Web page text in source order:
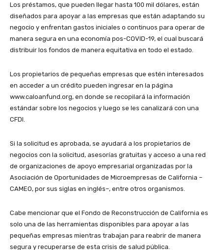
Los préstamos, que pueden llegar hasta 100 mil dólares, están
diseñados para apoyar a las empresas que están adaptando su
negocio y enfrentan gastos iniciales o continuos para operar de
manera segura en una economía pos-COVID-19, el cual buscará
distribuir los fondos de manera equitativa en todo el estado.
Los propietarios de pequeñas empresas que estén interesados
en acceder a un crédito pueden ingresar en la página
www.caloanfund.org, en donde se recopilará la información
estándar sobre los negocios y luego se les canalizará con una
CFDI.
Si la solicitud es aprobada, se ayudará a los propietarios de
negocios con la solicitud, asesorías gratuitas y acceso a una red
de organizaciones de apoyo empresarial organizadas por la
Asociación de Oportunidades de Microempresas de California –
CAMEO, por sus siglas en inglés–, entre otros organismos.
Cabe mencionar que el Fondo de Reconstrucción de California es
solo una de las herramientas disponibles para apoyar a las
pequeñas empresas mientras trabajan para reabrir de manera
segura y recuperarse de esta crisis de salud pública.